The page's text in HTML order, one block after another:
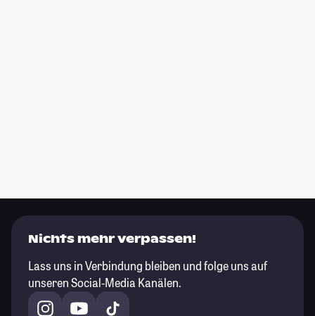
Nichts mehr verpassen!
Lass uns in Verbindung bleiben und folge uns auf
unseren Social-Media Kanälen.